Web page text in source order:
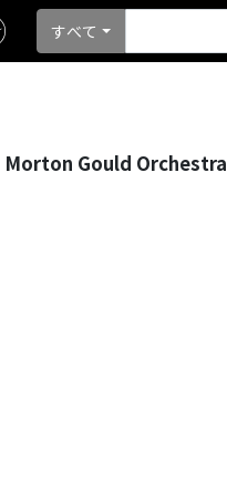
すべて
Morton Gould Orchestra